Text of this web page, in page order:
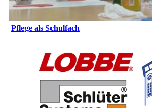
Pflege als Schulfach